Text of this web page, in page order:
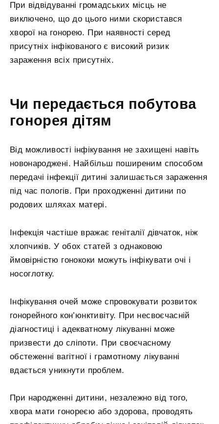
При відвідуванні громадських місць не
виключено, що до цього ними скористався
хворої на гонорею. При наявності серед
присутніх інфікованого є високий ризик
зараження всіх присутніх.
Чи передається побутова
гонорея дітям
Від можливості інфікування не захищені навіть
новонароджені. Найбільш поширеним способом
передачі інфекції дитині залишається зараження
під час пологів. При проходженні дитини по
родових шляхах матері.
Інфекція частіше вражає геніталії дівчаток, ніж
хлопчиків. У обох статей з однаковою
ймовірністю гонококи можуть інфікувати очі і
носоглотку.
Інфікування очей може спровокувати розвиток
гонорейного кон’юнктивіту. При несвоєчасній
діагностиці і адекватному лікуванні може
призвести до сліпоти. При своєчасному
обстеженні вагітної і грамотному лікуванні
вдається уникнути проблем.
При народженні дитини, незалежно від того,
хвора мати гонореєю або здорова, проводять